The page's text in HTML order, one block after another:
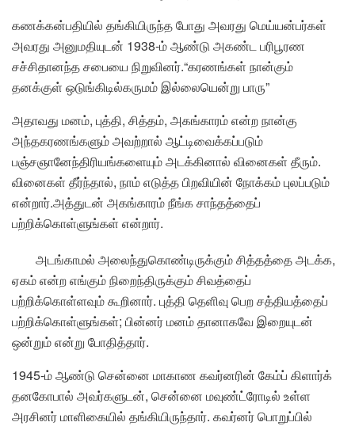
கணக்கன்பதியில் தங்கியிருந்த போது அவரது மெய்யன்பர்கள்
அவரது அனுமதியுடன் 1938-ம் ஆண்டு அகண்ட பரிபூரண
சச்சிதானந்த சபையை நிறுவினர்.“கரணங்கள் நான்கும்
தனக்குள் ஒடுங்கிடில்கருமம் இல்லையென்று பாரு”
அதாவது மனம், புத்தி, சித்தம், அகங்காரம் என்ற நான்கு
அந்தகரணங்களும் அவற்றால் ஆட்டிவைக்கப்படும்
பஞ்சஞானேந்திரியங்களையும் அடக்கினால் வினைகள் தீரும்.
வினைகள் தீர்ந்தால், நாம் எடுத்த பிறவியின் நோக்கம் புலப்படும்
என்றார்.அத்துடன் அகங்காரம் நீங்க சாந்தத்தைப்
பற்றிக்கொள்ளுங்கள் என்றார்.
அடங்காமல் அலைந்துகொண்டிருக்கும் சித்தத்தை அடக்க,
ஏகம் என்ற எங்கும் நிறைந்திருக்கும் சிவத்தைப்
பற்றிக்கொள்ளவும் கூறினார். புத்தி தெளிவு பெற சத்தியத்தைப்
பற்றிக்கொள்ளுங்கள்; பின்னர் மனம் தானாகவே இறையுடன்
ஒன்றும் என்று போதித்தார்.
1945-ம் ஆண்டு சென்னை மாகாண கவர்னரின் கேம்ப் கிளார்க்
தனகோபால் அவர்களுடன், சென்னை மவுண்ட்ரோடில் உள்ள
அரசினர் மாளிகையில் தங்கியிருந்தார். கவர்னர் பொறுப்பில்